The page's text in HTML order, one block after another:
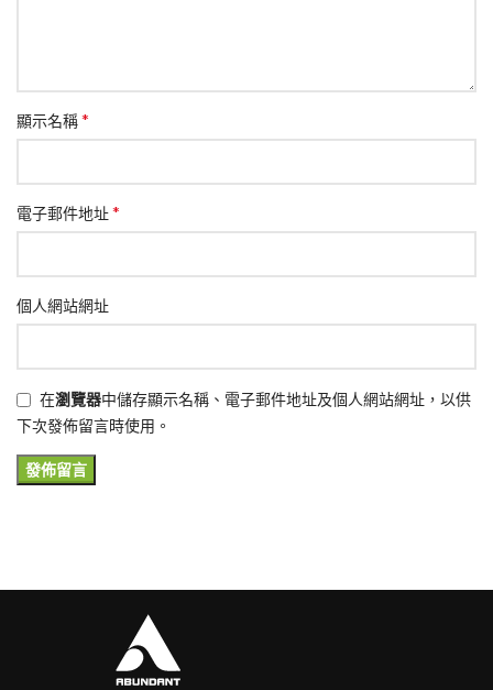
顯示名稱*
電子郵件地址*
個人網站網址
在瀏覽器中儲存顯示名稱、電子郵件地址及個人網站網址，以供
下次發佈留言時使用。